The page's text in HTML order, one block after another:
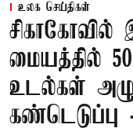
உலக செய்திகள்
சிகாகோவில்
மையத்தில்
உடல்கள்